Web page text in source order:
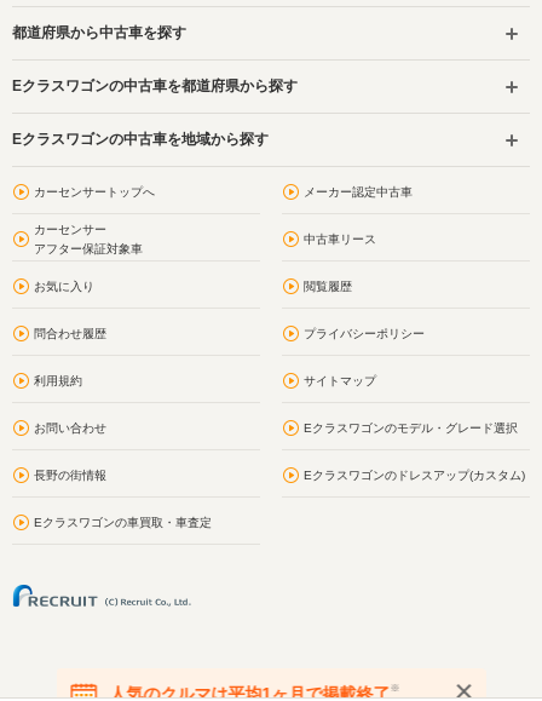
都道府県から中古車を探す
Eクラスワゴンの中古車を都道府県から探す
Eクラスワゴンの中古車を地域から探す
カーセンサートップへ メーカー認定中古車
カーセンサー
アフター保証対象車
中古車リース
お気に入り 閲覧履歴
問合わせ履歴 プライバシーポリシー
利用規約 サイトマップ
お問い合わせ Eクラスワゴンのモデル・グレード選択
長野の街情報 Eクラスワゴンのドレスアップ(カスタム)
Eクラスワゴンの車買取・車査定
人気のクルマは平均1ヶ月で掲載終了※